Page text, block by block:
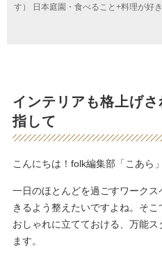
す） 日本庭園・食べること+料理が好き
インテリアも格上げ
指して
こんにちは！folk編集部「こあら」
一日のほとんどを過ごすワーク
きるよう整えたいですよね。そ
おしゃれに立てておける、万能
ます。